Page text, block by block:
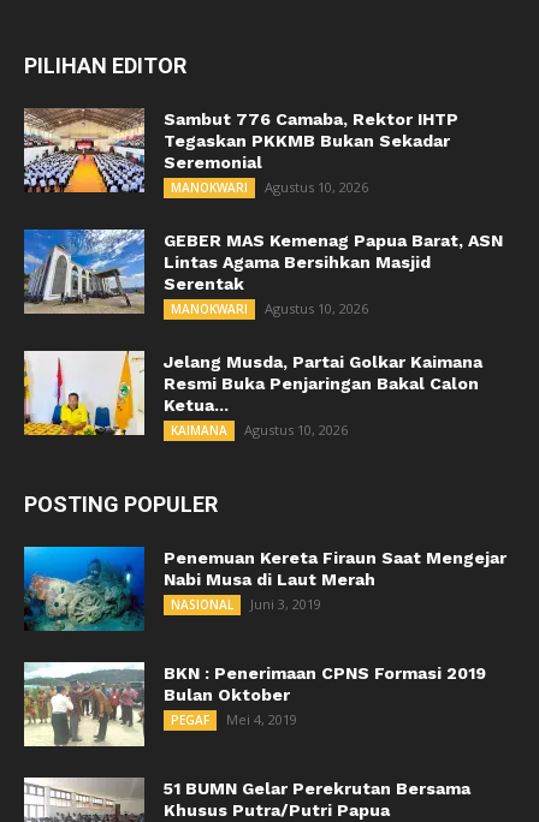
PILIHAN EDITOR
Sambut 776 Camaba, Rektor IHTP
Tegaskan PKKMB Bukan Sekadar
Seremonial
MANOKWARI Agustus 10, 2026
GEBER MAS Kemenag Papua Barat, ASN
Lintas Agama Bersihkan Masjid
Serentak
MANOKWARI Agustus 10, 2026
Jelang Musda, Partai Golkar Kaimana
Resmi Buka Penjaringan Bakal Calon
Ketua...
KAIMANA Agustus 10, 2026
POSTING POPULER
Penemuan Kereta Firaun Saat Mengejar
Nabi Musa di Laut Merah
NASIONAL Juni 3, 2019
BKN : Penerimaan CPNS Formasi 2019
Bulan Oktober
PEGAF Mei 4, 2019
51 BUMN Gelar Perekrutan Bersama
Khusus Putra/Putri Papua